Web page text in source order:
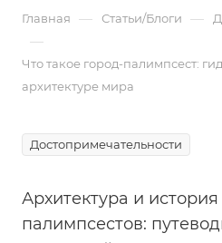
Главная — Статьи/Блоги —
—
Что такое город-палимпсест:
архитектуре мира
Достопримечательности
Архитектура и
палимпсестов: